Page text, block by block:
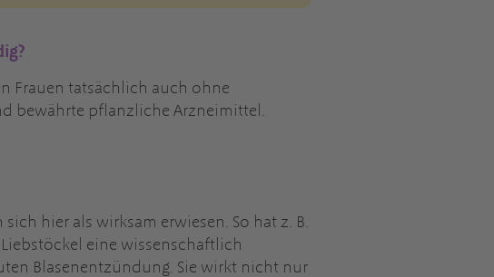
Frauen tatsächlich auch ohne
bewährte pflanzliche Arzneimittel.
hier als wirksam erwiesen. So hat z. B.
eine wissenschaftlich
Blasenentzündung. Sie wirkt nicht nur